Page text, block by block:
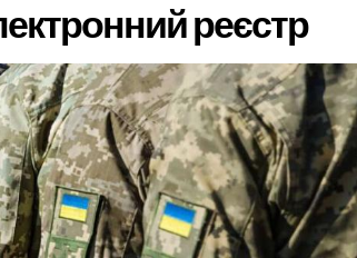
реєстр